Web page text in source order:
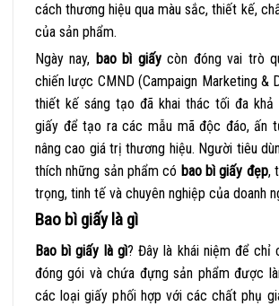
cách thương hiệu qua màu sắc, thiết kế,
của sản phẩm.
Ngày nay, bao bì giấycòn đóng vai trò
chiến lược CMND (Campaign Marketing &
thiết kế sáng tạo đã khai thác tối đa khả
giấy để tạo ra các mẫu mã độc đáo, ấn
nâng cao giá trị thương hiệu. Người tiêu
thích những sản phẩm có bao bì giấy đẹp,
trọng, tinh tế và chuyên nghiệp của doanh
Bao bì giấy là gì
Bao bì giấy là gì? Đây là khái niệm để chỉ
đóng gói và chứa đựng sản phẩm được
các loại giấy phối hợp với các chất phụ